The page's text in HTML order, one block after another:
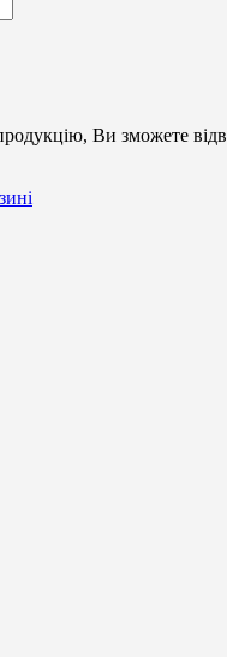
Ви зможете